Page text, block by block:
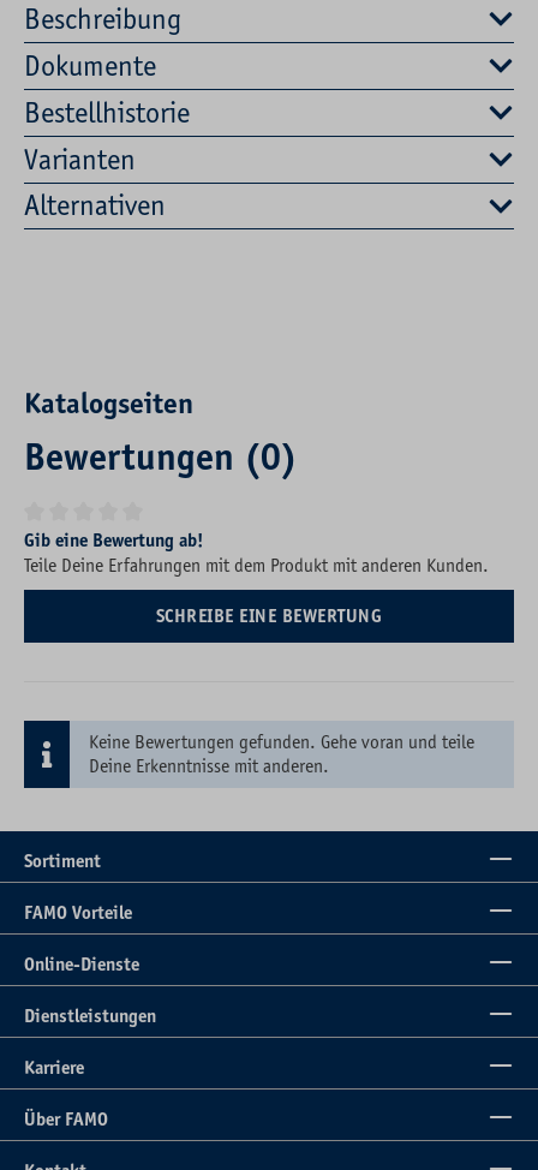
Beschreibung
Dokumente
Bestellhistorie
Varianten
Alternativen
Katalogseiten
Bewertungen (0)
Durchschnittliche Bewertung von 0 von 5 Sternen
Gib eine Bewertung ab!
Teile Deine Erfahrungen mit dem Produkt mit anderen Kunden.
SCHREIBE EINE BEWERTUNG
Keine Bewertungen gefunden. Gehe voran und teile
Deine Erkenntnisse mit anderen.
Sortiment
FAMO Vorteile
Online-Dienste
Dienstleistungen
Karriere
Über FAMO